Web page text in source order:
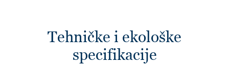
Tehničke i ekološke
specifikacije